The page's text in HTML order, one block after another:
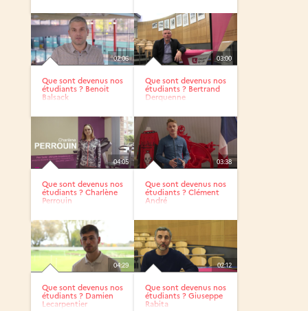
02:06
Que sont devenus nos
étudiants ? Benoit
Balsack
03:00
Que sont devenus nos
étudiants ? Bertrand
Derquenne
04:05
Que sont devenus nos
étudiants ? Charlène
Perrouin
03:38
Que sont devenus nos
étudiants ? Clément
André
04:29
Que sont devenus nos
étudiants ? Damien
Lecarpentier
02:12
Que sont devenus nos
étudiants ? Giuseppe
Rabita